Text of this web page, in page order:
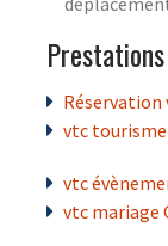
Réservation
vtc
vtc
vtc mariage